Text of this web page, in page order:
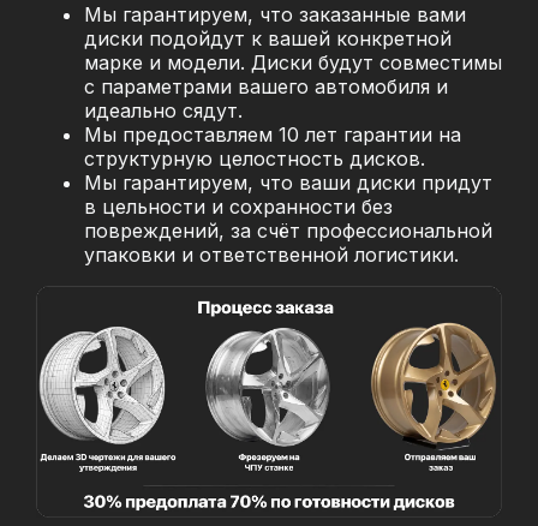
Мы гарантируем, что заказанные вами
диски подойдут к вашей конкретной
марке и модели. Диски будут совместимы
с параметрами вашего автомобиля и
идеально сядут.
Мы предоставляем 10 лет гарантии на
структурную целостность дисков.
Мы гарантируем, что ваши диски придут
в цельности и сохранности без
повреждений, за счёт профессиональной
упаковки и ответственной логистики.